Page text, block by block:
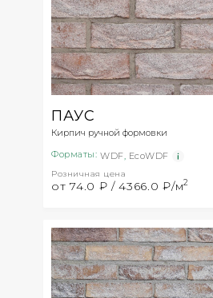
ПАУС
Кирпич ручной формовки
Форматы: WDF EcoWDF
Розничная цена
от 74.0 ₽ / 4366.0 ₽/м2